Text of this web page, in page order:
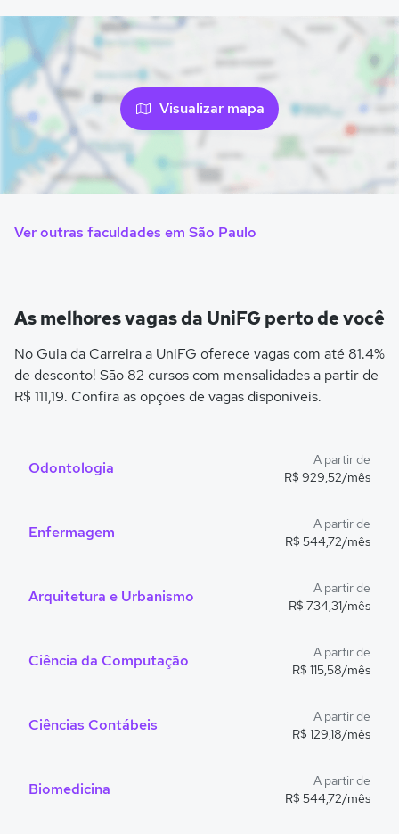
Visualizar mapa
Ver outras faculdades em São Paulo
As melhores vagas da UniFG perto de você
No Guia da Carreira a UniFG oferece vagas com até 81.4%
de desconto! São 82 cursos com mensalidades a partir de
R$ 111,19. Confira as opções de vagas disponíveis.
Odontologia
A partir de
R$ 929,52/mês
Enfermagem
A partir de
R$ 544,72/mês
Arquitetura e Urbanismo
A partir de
R$ 734,31/mês
Ciência da Computação
A partir de
R$ 115,58/mês
Ciências Contábeis
A partir de
R$ 129,18/mês
Biomedicina
A partir de
R$ 544,72/mês